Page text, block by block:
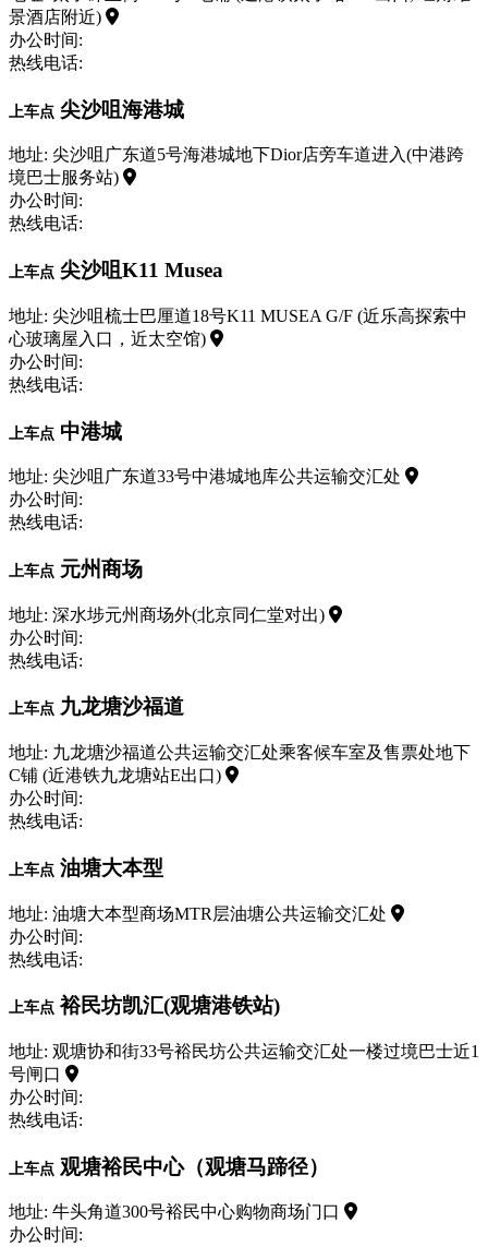
景酒店附近)
办公时间:
热线电话:
上车点 尖沙咀海港城
地址: 尖沙咀广东道5号海港城地下Dior店旁车道进入(中港跨
境巴士服务站)
办公时间:
热线电话:
上车点 尖沙咀K11 Musea
地址: 尖沙咀梳士巴厘道18号K11 MUSEA G/F (近乐高探索中
心玻璃屋入口，近太空馆)
办公时间:
热线电话:
上车点 中港城
地址: 尖沙咀广东道33号中港城地库公共运输交汇处
办公时间:
热线电话:
上车点 元州商场
地址: 深水埗元州商场外(北京同仁堂对出)
办公时间:
热线电话:
上车点 九龙塘沙福道
地址: 九龙塘沙福道公共运输交汇处乘客候车室及售票处地下
C铺 (近港铁九龙塘站E出口)
办公时间:
热线电话:
上车点 油塘大本型
地址: 油塘大本型商场MTR层油塘公共运输交汇处
办公时间:
热线电话:
上车点 裕民坊凯汇(观塘港铁站)
地址: 观塘协和街33号裕民坊公共运输交汇处一楼过境巴士近1
号闸口
办公时间:
热线电话:
上车点 观塘裕民中心（观塘马蹄径）
地址: 牛头角道300号裕民中心购物商场门口
办公时间: